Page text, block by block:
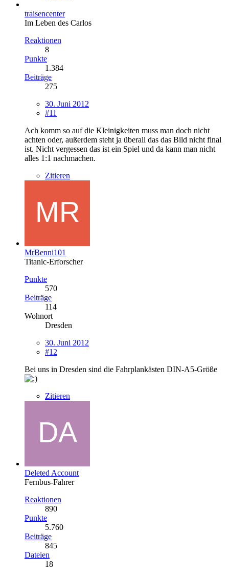
traisencenter
Im Leben des Carlos
Reaktionen
8
Punkte
1.384
Beiträge
275
30. Juni 2012
#11
Ach komm so auf die Kleinigkeiten muss man doch nicht
achten oder, außerdem steht ja überall das das Bild nicht final
ist. Nicht vergessen das ist ein Spiel und da kann man nicht
alles 1:1 nachmachen.
Zitieren
MrBenni101
Titanic-Erforscher
Punkte
570
Beiträge
114
Wohnort
Dresden
30. Juni 2012
#12
Bei uns in Dresden sind die Fahrplankästen DIN-A5-Größe
Zitieren
Deleted Account
Fernbus-Fahrer
Reaktionen
890
Punkte
5.760
Beiträge
845
Dateien
18